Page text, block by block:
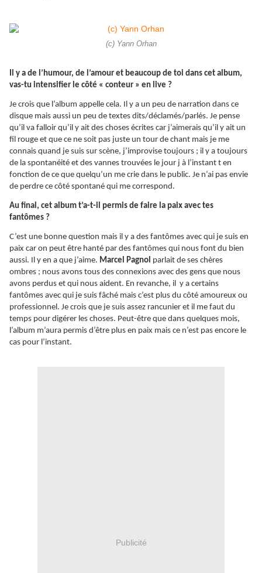
(c) Yann Orhan
Il y a de l’humour, de l’amour et beaucoup de toi dans cet album,
vas-tu intensifier le côté « conteur » en live ?
Je crois que l’album appelle cela. Il y a un peu de narration dans ce
disque mais aussi un peu de textes dits/déclamés/parlés. Je pense
qu’il va falloir qu’il y ait des choses écrites car j’aimerais qu’il y ait un
fil rouge et que ce ne soit pas juste un tour de chant mais je me
connais quand je suis sur scène, j’improvise toujours ; il y a toujours
de la spontanéité et des vannes trouvées le jour j à l’instant t en
fonction de ce que quelqu’un me crie dans le public. Je n’ai pas envie
de perdre ce côté spontané qui me correspond.
Au final, cet album t’a-t-il permis de faire la paix avec tes
fantômes ?
C’est une bonne question mais il y a des fantômes avec qui je suis en
paix car on peut être hanté par des fantômes qui nous font du bien
aussi. Il y en a que j’aime. Marcel Pagnol parlait de ses chères
ombres ; nous avons tous des connexions avec des gens que nous
avons perdus et qui nous aident. En revanche, il y a certains
fantômes avec qui je suis fâché mais c’est plus du côté amoureux ou
professionnel. Je crois que je suis assez rancunier et il me faut du
temps pour digérer les choses. Peut-être que dans quelques mois,
l’album m’aura permis d’être plus en paix mais ce n’est pas encore le
cas pour l’instant.
Publicité